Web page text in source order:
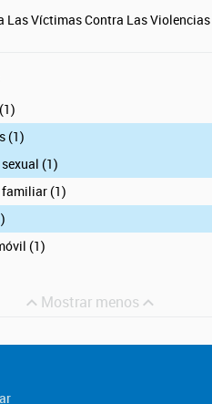
Las Víctimas Contra Las
(1)
(1)
(1)
(1)
Mostrar menos